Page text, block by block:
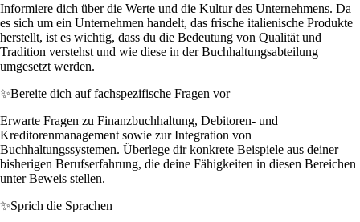
Informiere dich über die Werte und die Kultur des Unternehmens. Da
es sich um ein Unternehmen handelt, das frische italienische Produkte
herstellt, ist es wichtig, dass du die Bedeutung von Qualität und
Tradition verstehst und wie diese in der Buchhaltungsabteilung
umgesetzt werden.
✨Bereite dich auf fachspezifische Fragen vor
Erwarte Fragen zu Finanzbuchhaltung, Debitoren- und
Kreditorenmanagement sowie zur Integration von
Buchhaltungssystemen. Überlege dir konkrete Beispiele aus deiner
bisherigen Berufserfahrung, die deine Fähigkeiten in diesen Bereichen
unter Beweis stellen.
✨Sprich die Sprachen